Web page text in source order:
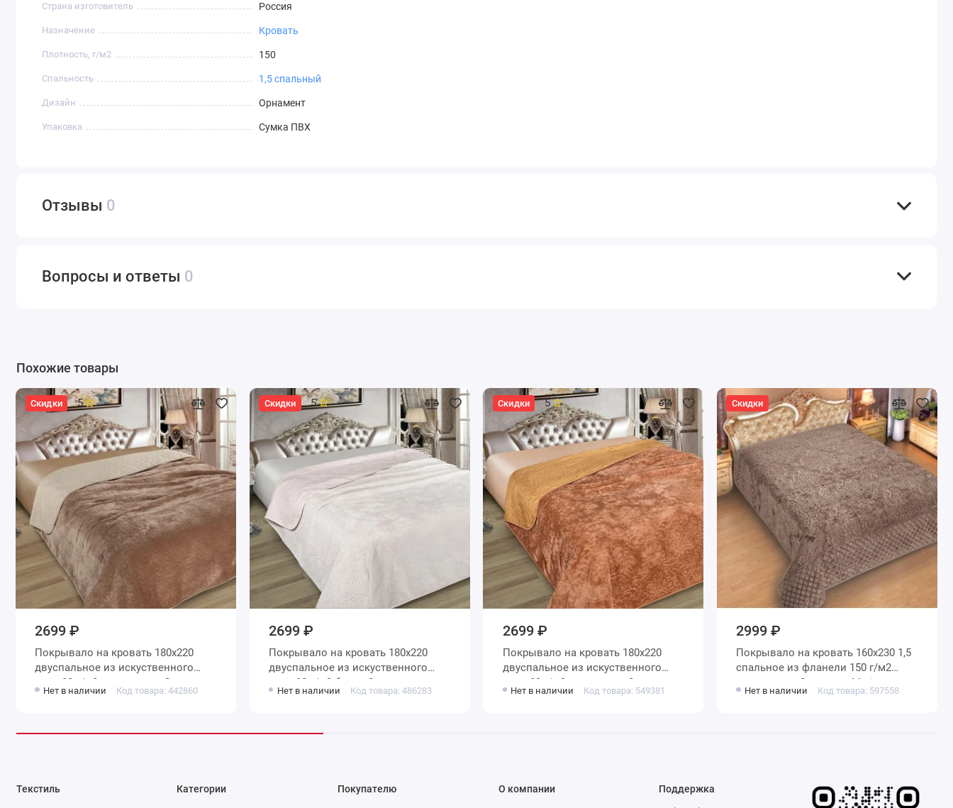
Страна изготовитель Россия
Назначение Кровать
Плотность, г/м2 150
Спальность 1,5 спальный
Дизайн Орнамент
Упаковка Сумка ПВХ
Отзывы 0
Вопросы и ответы 0
Похожие товары
Скидки 5
2699 ₽
Покрывало на кровать 180х220
двуспальное из искуственного
Marianna
Нет в наличии Код товара: 442860
Скидки 5
2699 ₽
Покрывало на кровать 180х220
двуспальное из искуственного
Marianna
Нет в наличии Код товара: 486283
Скидки 5
2699 ₽
Покрывало на кровать 180х220
двуспальное из искуственного
Marianna
Нет в наличии Код товара: 549381
Скидки
2999 ₽
Покрывало на кровать 160х230 1,5
спальное из фланели 150 г/м2
коричневое Орнамент Marianna
Нет в наличии Код товара: 597558
Текстиль Категории Покупателю О компании
Поддержка